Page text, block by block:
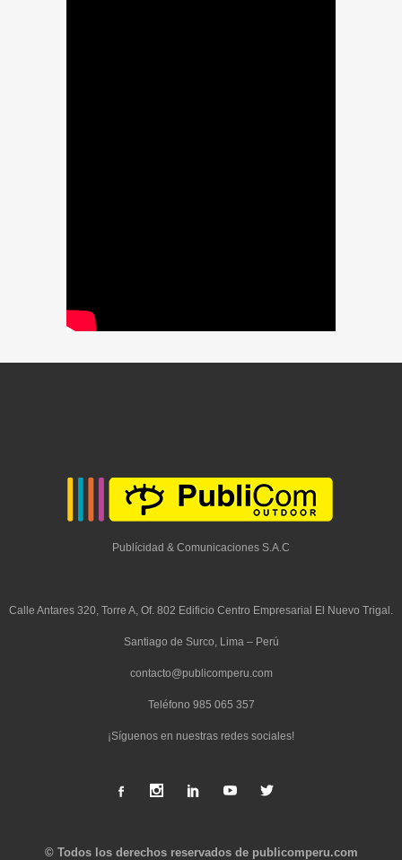
Publícidad & Comunicaciones S.A.C
Calle Antares 320, Torre A, Of. 802 Edificio Centro Empresarial El Nuevo Trigal.
Santiago de Surco, Lima – Perú
contacto@publicomperu.com
Teléfono 985 065 357
¡Síguenos en nuestras redes sociales!
© Todos los derechos reservados de publicomperu.com